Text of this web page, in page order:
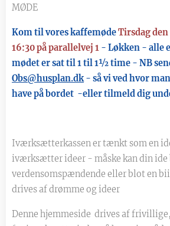
MØDE
Kom til vores kaffemødeTirsdag
16:30 på parallelvej 1 - Løkken - alle
mødet er sat til 1 til 1½ time - NB
Obs@husplan.dk- så vi ved hvor
have på bordet -eller tilmeld dig
Iværksætterkassen er tænkt som en
iværksætter ideer - måske kan din ide
verdensomspændende eller blot en
drives af drømme og ideer
Denne hjemmeside drives af